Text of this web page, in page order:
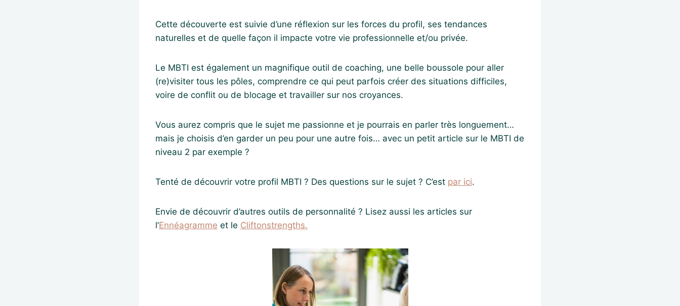
Cette découverte est suivie d’une réflexion sur les forces du profil, ses tendances
naturelles et de quelle façon il impacte votre vie professionnelle et/ou privée.
Le MBTI est également un magnifique outil de coaching, une belle boussole pour aller
(re)visiter tous les pôles, comprendre ce qui peut parfois créer des situations difficiles,
voire de conflit ou de blocage et travailler sur nos croyances.
Vous aurez compris que le sujet me passionne et je pourrais en parler très longuement…
mais je choisis d’en garder un peu pour une autre fois… avec un petit article sur le MBTI de
niveau 2 par exemple ?
Tenté de découvrir votre profil MBTI ? Des questions sur le sujet ? C’est par ici.
Envie de découvrir d’autres outils de personnalité ? Lisez aussi les articles sur
l’Ennéagramme et le Cliftonstrengths.